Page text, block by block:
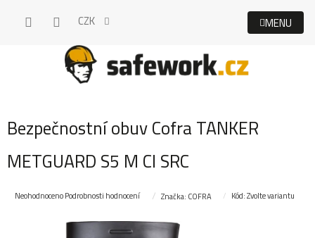
CZK
Bezpečnostní obuv Cofra TANKER
METGUARD S5 M CI SRC
Průměrné
NeohodnocenoPodrobnosti hodnocení Značka: COFRA Kód:Zvolte variantu